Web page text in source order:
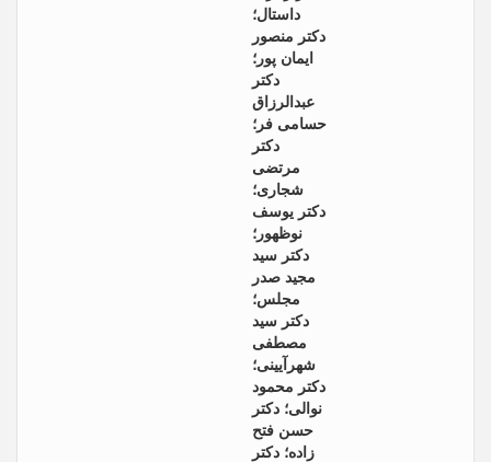
داستال؛
دکتر منصور
ایمان پور؛
دکتر
عبدالرزاق
حسامی فر؛
دکتر
مرتضی
شجاری؛
دکتر یوسف
نوظهور؛
دکتر سید
مجید صدر
مجلس؛
دکتر سید
مصطفی
شهرآیینی؛
دکتر محمود
نوالی؛ دکتر
حسن فتح
زاده؛ دکتر